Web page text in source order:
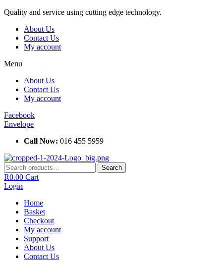
Skip
content
Quality and service using cutting edge technology.
About Us
Contact Us
My account
Menu
About Us
Contact Us
My account
Facebook
Envelope
Call Now: 016 455 5959
Search
for:
Search
R0.00 Cart
Login
Home
Basket
Checkout
My account
Support
About Us
Contact Us